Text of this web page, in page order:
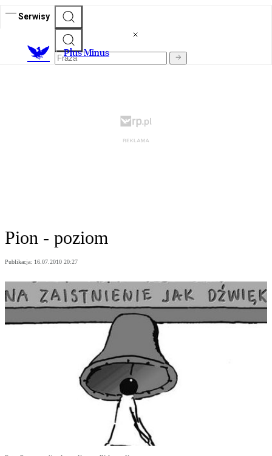
Serwisy
Plus Minus
Pion - poziom
Publikacja: 16.07.2010 20:27